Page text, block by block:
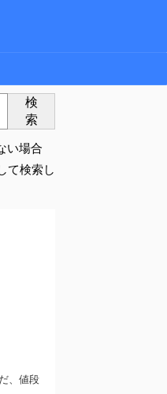
検
索
い場合
て検索し
、値段